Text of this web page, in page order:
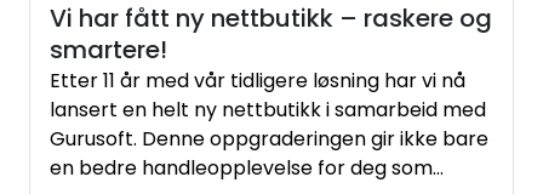
Vi har fått ny nettbutikk – raskere og
smartere!
Etter 11 år med vår tidligere løsning har vi nå
lansert en helt ny nettbutikk i samarbeid med
Gurusoft. Denne oppgraderingen gir ikke bare
en bedre handleopplevelse for deg som